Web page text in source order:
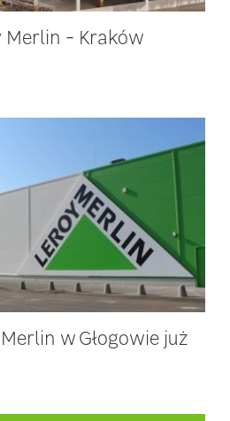
Merlin - Kraków
w Głogowie już